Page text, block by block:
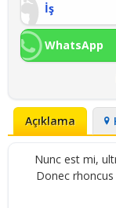
İş
WhatsApp
Açıklama
Nunc est mi,
Donec